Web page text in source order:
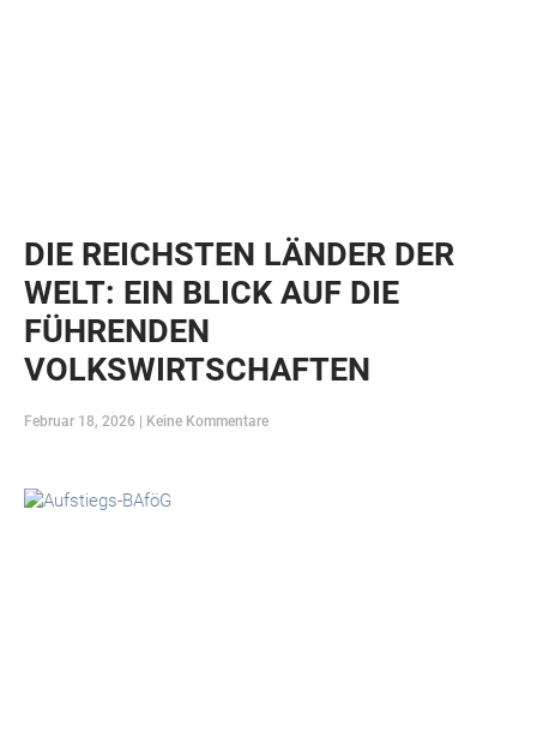
DIE REICHSTEN LÄNDER DER
WELT: EIN BLICK AUF DIE
FÜHRENDEN
VOLKSWIRTSCHAFTEN
Februar 18, 2026 Keine Kommentare